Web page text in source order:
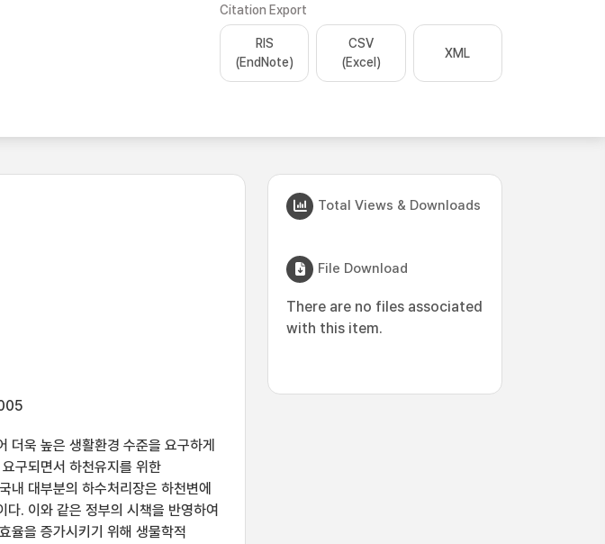
Citation Export
RIS
(EndNote)
CSV
(Excel)
XML
더욱 높은 생활환경 수준을 요구하게
구되면서 하천유지를 위한
내 대부분의 하수처리장은 하천변에
. 이와 같은 정부의 시책을 반영하여
율을 증가시키기 위해 생물학적
Total Views & Downloads
File Download
There are no files associated
with this item.